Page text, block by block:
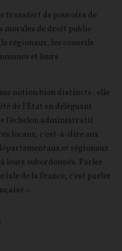
transfert de pouvoirs de
morales de droit public
régionaux, les conseils
et leurs
notion bien distincte : elle
de l’État en déléguant
l’échelon administratif
locaux, c’est-à-dire aux
et régionaux
leurs subordonnés. Parler
de la France, c’est parler
».